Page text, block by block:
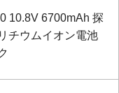
10.8V 6700mAh 探
チウムイオン電池